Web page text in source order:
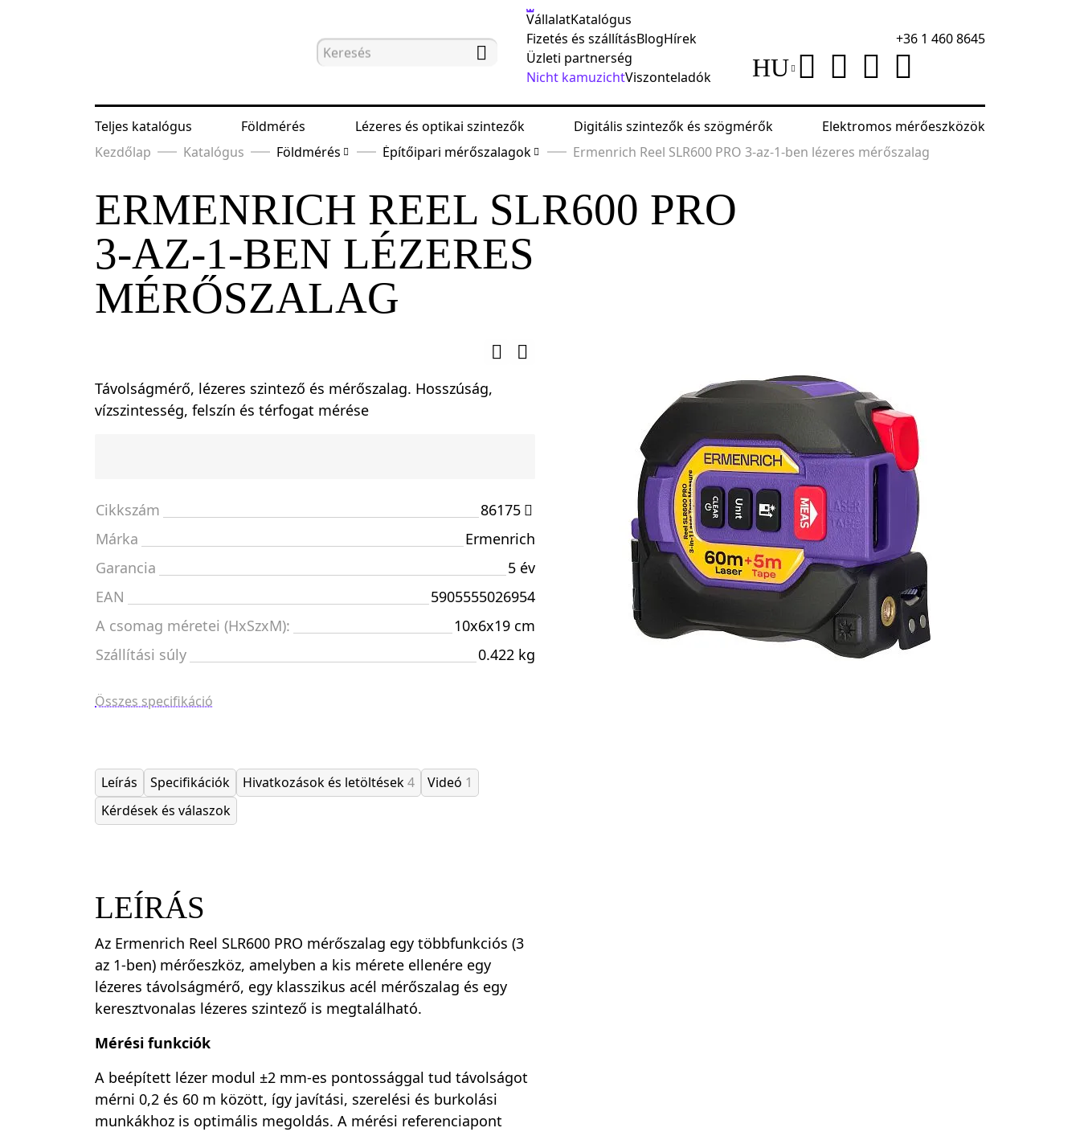
VállalatKatalógus
Fizetés és szállításBlogHírek
Üzleti partnerség
Nicht kamuzichtViszonteladók
+36 1 460 8645
HU
Teljes katalógus Földmérés Lézeres és optikai szintezők Digitális szintezők és szögmérők
Elektromos mérőeszközök
Kezdőlap
Katalógus Földmérés Építőipari mérőszalagok Ermenrich Reel SLR600 PRO 3-az-1-ben lézeres mérőszalag
ERMENRICH REEL SLR600 PRO
3-AZ-1-BEN LÉZERES
MÉRŐSZALAG
Távolságmérő, lézeres szintező és mérőszalag. Hosszúság,
vízszintesség, felszín és térfogat mérése
Cikkszám
86175
Márka
Ermenrich
Garancia
5 év
EAN
5905555026954
A csomag méretei (HxSzxM):
10x6x19 cm
Szállítási súly
0.422 kg
Összes specifikáció
Leírás Specifikációk Hivatkozások és letöltések4 Videó 1
Kérdések és válaszok
LEÍRÁS
Az Ermenrich Reel SLR600 PRO mérőszalag egy többfunkciós (3
az 1-ben) mérőeszköz, amelyben a kis mérete ellenére egy
lézeres távolságmérő, egy klasszikus acél mérőszalag és egy
keresztvonalas lézeres szintező is megtalálható.
Mérési funkciók
A beépített lézer modul ±2 mm-es pontossággal tud távolságot
mérni 0,2 és 60 m között, így javítási, szerelési és burkolási
munkákhoz is optimális megoldás. A mérési referenciapont